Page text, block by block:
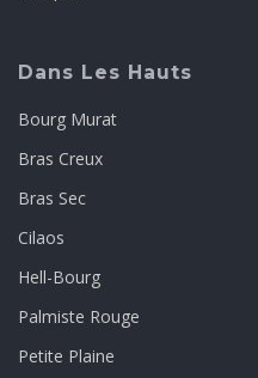
Dans Les Hauts
Bourg Murat
Bras Creux
Bras Sec
Cilaos
Hell-Bourg
Palmiste Rouge
Petite Plaine